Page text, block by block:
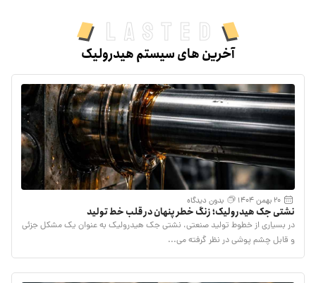
Lasted
آخرین های سیستم‌ هیدرولیک
20 بهمن 1404 بدون دیدگاه
نشتی جک هیدرولیک؛ زنگ خطر پنهان در قلب خط تولید
در بسیاری از خطوط تولید صنعتی، نشتی جک هیدرولیک به عنوان یک مشکل جزئی
و قابل چشم پوشی در نظر گرفته می...